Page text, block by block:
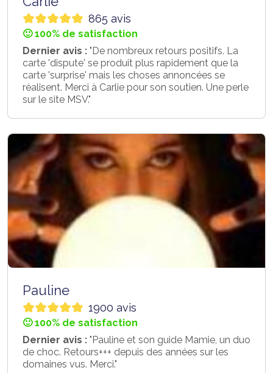
865 avis
🙂 100% de satisfaction
Dernier avis : "De nombreux retours positifs. La
carte 'dispute' se produit plus rapidement que la
carte 'surprise' mais les choses annoncées se
réalisent. Merci à Carlie pour son soutien. Une perle
sur le site MSV."
Pauline
1900 avis
🙂 100% de satisfaction
Dernier avis : "Pauline et son guide Mamie, un duo
de choc. Retours+++ depuis des années sur les
domaines vus. Merci."